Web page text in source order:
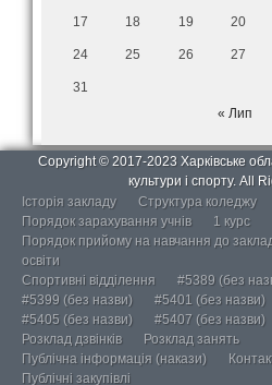
17 18 19 20
24 25 26 27
31
« Лип
Copyright © 2017-2023 Харківське
культури і спорту. All
Історія закладу
Структура коледжу
Порядок зарахування учнів
1 курс
Порядок прийому на навчання до
освіти
Спортивні відділення
#5389 (без
#5399 (без назви)
#5401 (без назви)
#5405 (без назви)
#5407 (без назви)
Розклад дзвінків
Розклад занять
Публічна інформація (накази)
Публічні закупівлі